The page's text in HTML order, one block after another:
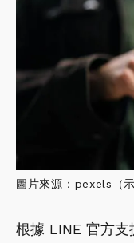
圖片來源：pexels（示
根據 LINE 官方支